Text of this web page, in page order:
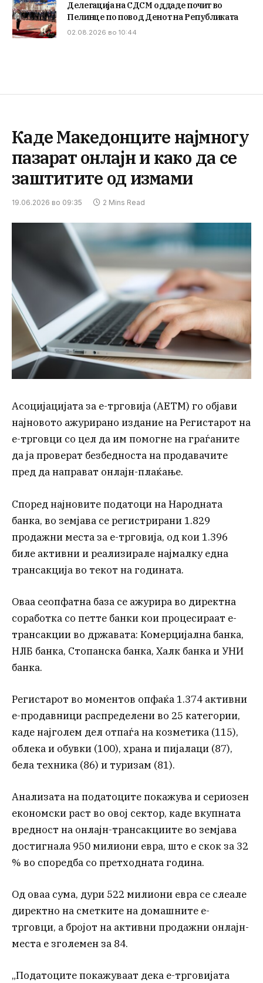
Делегација на СДСМ оддаде почит во
Пелинце по повод Денот на Републиката
02.08.2026 во 10:44
Каде Македонците најмногу
пазарат онлајн и како да се
заштитите од измами
19.06.2026 во 09:35 2 Mins Read
Асоцијацијата за е-трговија (АЕТМ) го објави
најновото ажурирано издание на Регистарот на
е-трговци со цел да им помогне на граѓаните
да ја проверат безбедноста на продавачите
пред да направат онлајн-плаќање.
Според најновите податоци на Народната
банка, во земјава се регистрирани 1.829
продажни места за е-трговија, од кои 1.396
биле активни и реализирале најмалку една
трансакција во текот на годината.
Оваа сеопфатна база се ажурира во директна
соработка со петте банки кои процесираат е-
трансакции во државата: Комерцијална банка,
НЛБ банка, Стопанска банка, Халк банка и УНИ
банка.
Регистарот во моментов опфаќа 1.374 активни
е-продавници распределени во 25 категории,
каде најголем дел отпаѓа на козметика (115),
облека и обувки (100), храна и пијалаци (87),
бела техника (86) и туризам (81).
Анализата на податоците покажува и сериозен
економски раст во овој сектор, каде вкупната
вредност на онлајн-трансакциите во земјава
достигнала 950 милиони евра, што е скок за 32
% во споредба со претходната година.
Од оваа сума, дури 522 милиони евра се слеале
директно на сметките на домашните е-
трговци, а бројот на активни продажни онлајн-
места е зголемен за 84.
„Податоците покажуваат дека е-трговијата